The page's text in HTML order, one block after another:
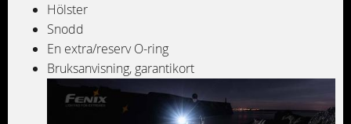
Hölster
Snodd
En extra/reserv O-ring
Bruksanvisning, garantikort